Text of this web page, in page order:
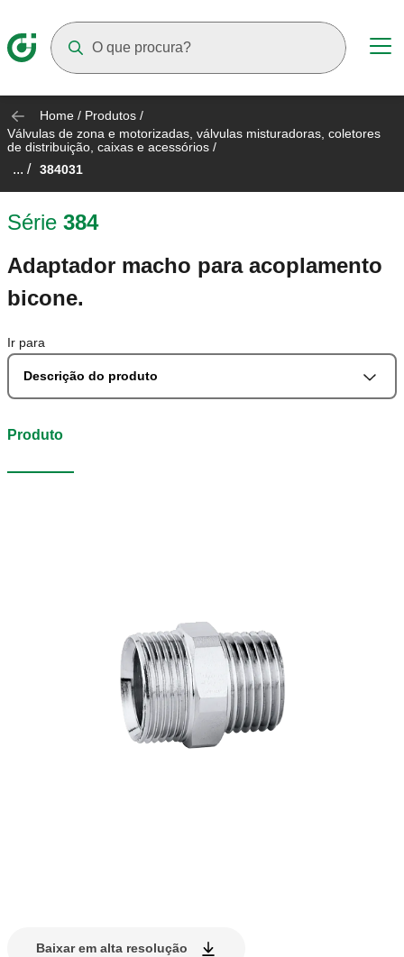
Home / Produtos /
Válvulas de zona e motorizadas, válvulas misturadoras, coletores
de distribuição, caixas e acessórios /
... / 384031
Série 384
Adaptador macho para acoplamento
bicone.
Ir para
Descrição do produto
Produto
Baixar em alta resolução